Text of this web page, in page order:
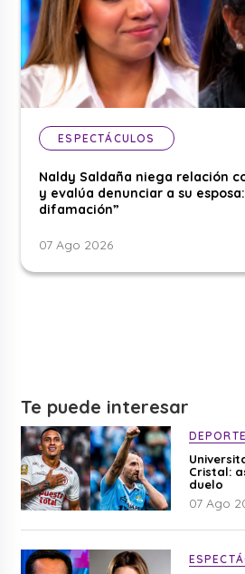
ESPECTÁCULOS
Naldy Saldaña niega relación
y evalúa denunciar a su esposa:
difamación”
07 Ago 2026
Te puede interesar
Cristal:
duelo
07 Ago